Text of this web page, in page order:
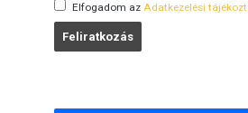
Elfogadom az Adatkezelési